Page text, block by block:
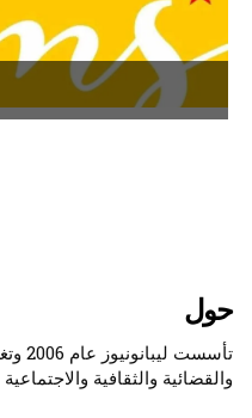
حول
والقضائية والثقافية